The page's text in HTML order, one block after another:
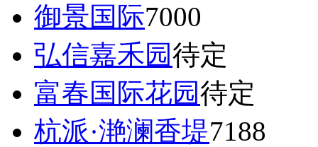
御景国际7000
弘信嘉禾园待定
富春国际花园待定
杭派·滟澜香堤7188